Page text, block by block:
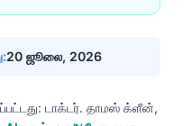
20 ஜூலை, 2026
டாக்டர். தாமஸ் க்ளீன்,